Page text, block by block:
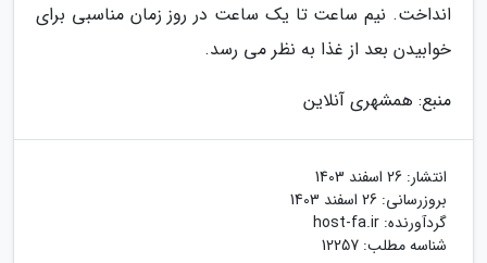
انداخت. نیم ساعت تا یک ساعت در روز زمان مناسبی برای
خوابیدن بعد از غذا به نظر می رسد.
منبع: همشهری آنلاین
انتشار: 26 اسفند 1403
بروزرسانی: 26 اسفند 1403
گردآورنده: host-fa.ir
شناسه مطلب: 12257